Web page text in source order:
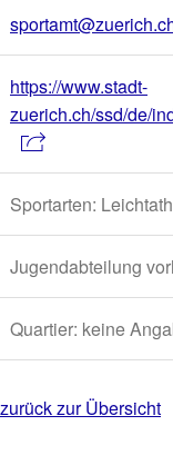
https://www.stadt-
zuerich.ch/ssd/de/
Sportarten:
Jugendabteilung
Quartier: keine
zurück zur Übersicht